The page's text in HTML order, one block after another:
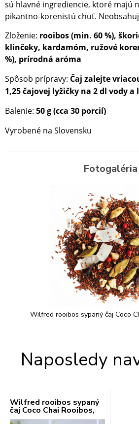
sú hlavné ingrediencie, ktoré majú
pikantno-korenistú chuť.
Zloženie: rooibos (min. 60 %),
klinčeky, kardamóm, ružové
%), prírodná aróma
Spôsob prípravy: Čaj zalejte
1,25 čajovej lyžičky na 2 dl vody a
Balenie: 50 g (cca 30 porcií)
Vyrobené na Slovensku
Fotogaléria
Wilfred rooibos sypaný čaj Coco
Naposledy
Wilfred rooibos sypaný
čaj Coco Chai Rooibos,
50 g